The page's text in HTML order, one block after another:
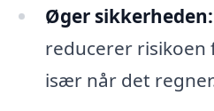
Øger sikkerheden:
reducerer risikoen
især når det